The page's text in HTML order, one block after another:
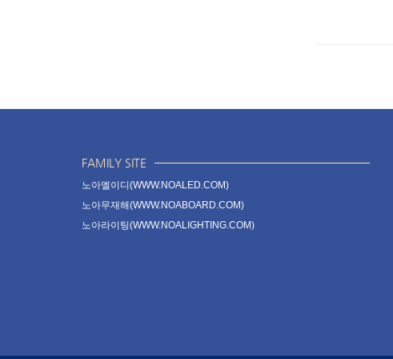
FAMILY SITE
노아엘이디(WWW.NOALED.COM)
노아무재해(WWW.NOABOARD.COM)
노아라이팅(WWW.NOALIGHTING.COM)